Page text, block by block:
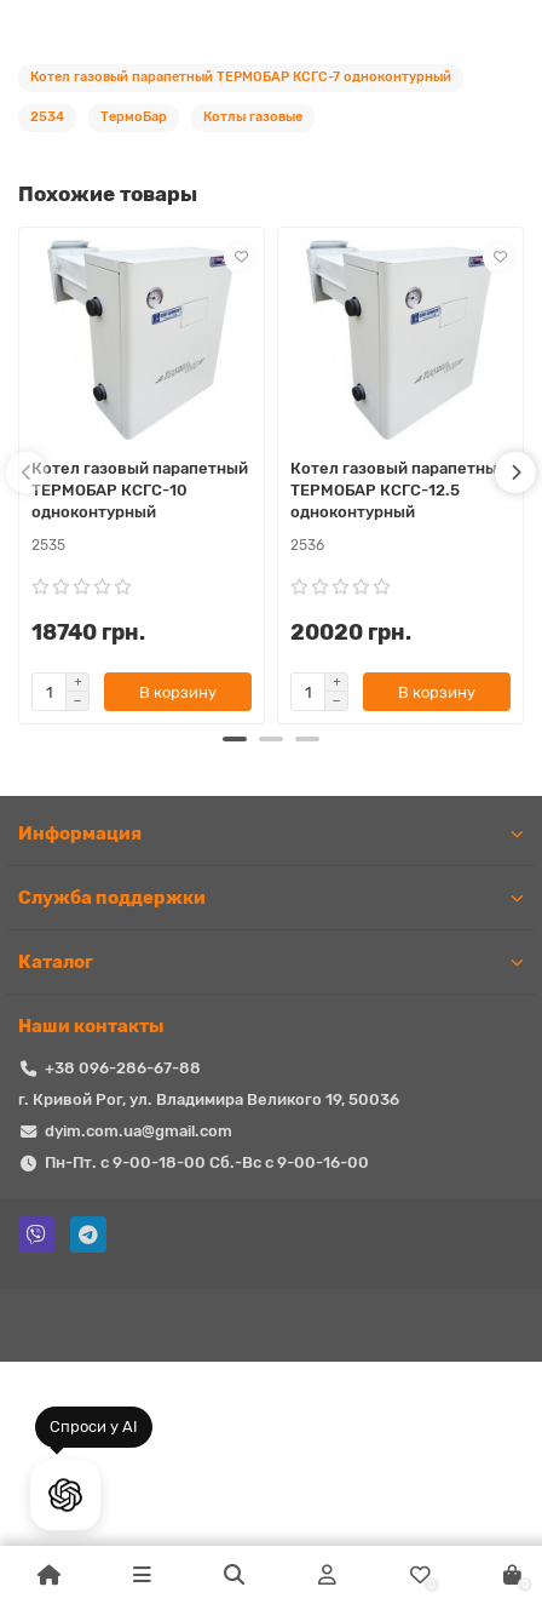
Котел газовый парапетный ТЕРМОБАР КСГС-7 одноконтурный
2534 ТермоБар Котлы газовые
Похожие товары
Котел газовый парапетный
ТЕРМОБАР КСГС-10
одноконтурный
2535
18740 грн.
В корзину
Котел газовый парапетный
ТЕРМОБАР КСГС-12.5
одноконтурный
2536
20020 грн.
В корзину
Информация
Служба поддержки
Каталог
Наши контакты
+38 096-286-67-88
г. Кривой Рог, ул. Владимира Великого 19, 50036
dyim.com.ua@gmail.com
Пн-Пт. с 9-00-18-00 Сб.-Вс с 9-00-16-00
0